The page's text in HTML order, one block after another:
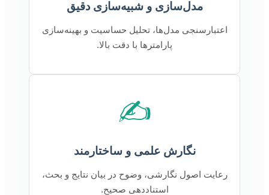
مدل‌سازی و شبیه‌سازی دقیق
اعتبارسنجی مدل‌ها، تحلیل حساسیت و بهینه‌سازی
پارامترها با دقت بالا.
✍️
نگارش علمی و ساختارمند
رعایت اصول نگارشی، وضوح در بیان نتایج و بحث،
استناددهی صحیح.